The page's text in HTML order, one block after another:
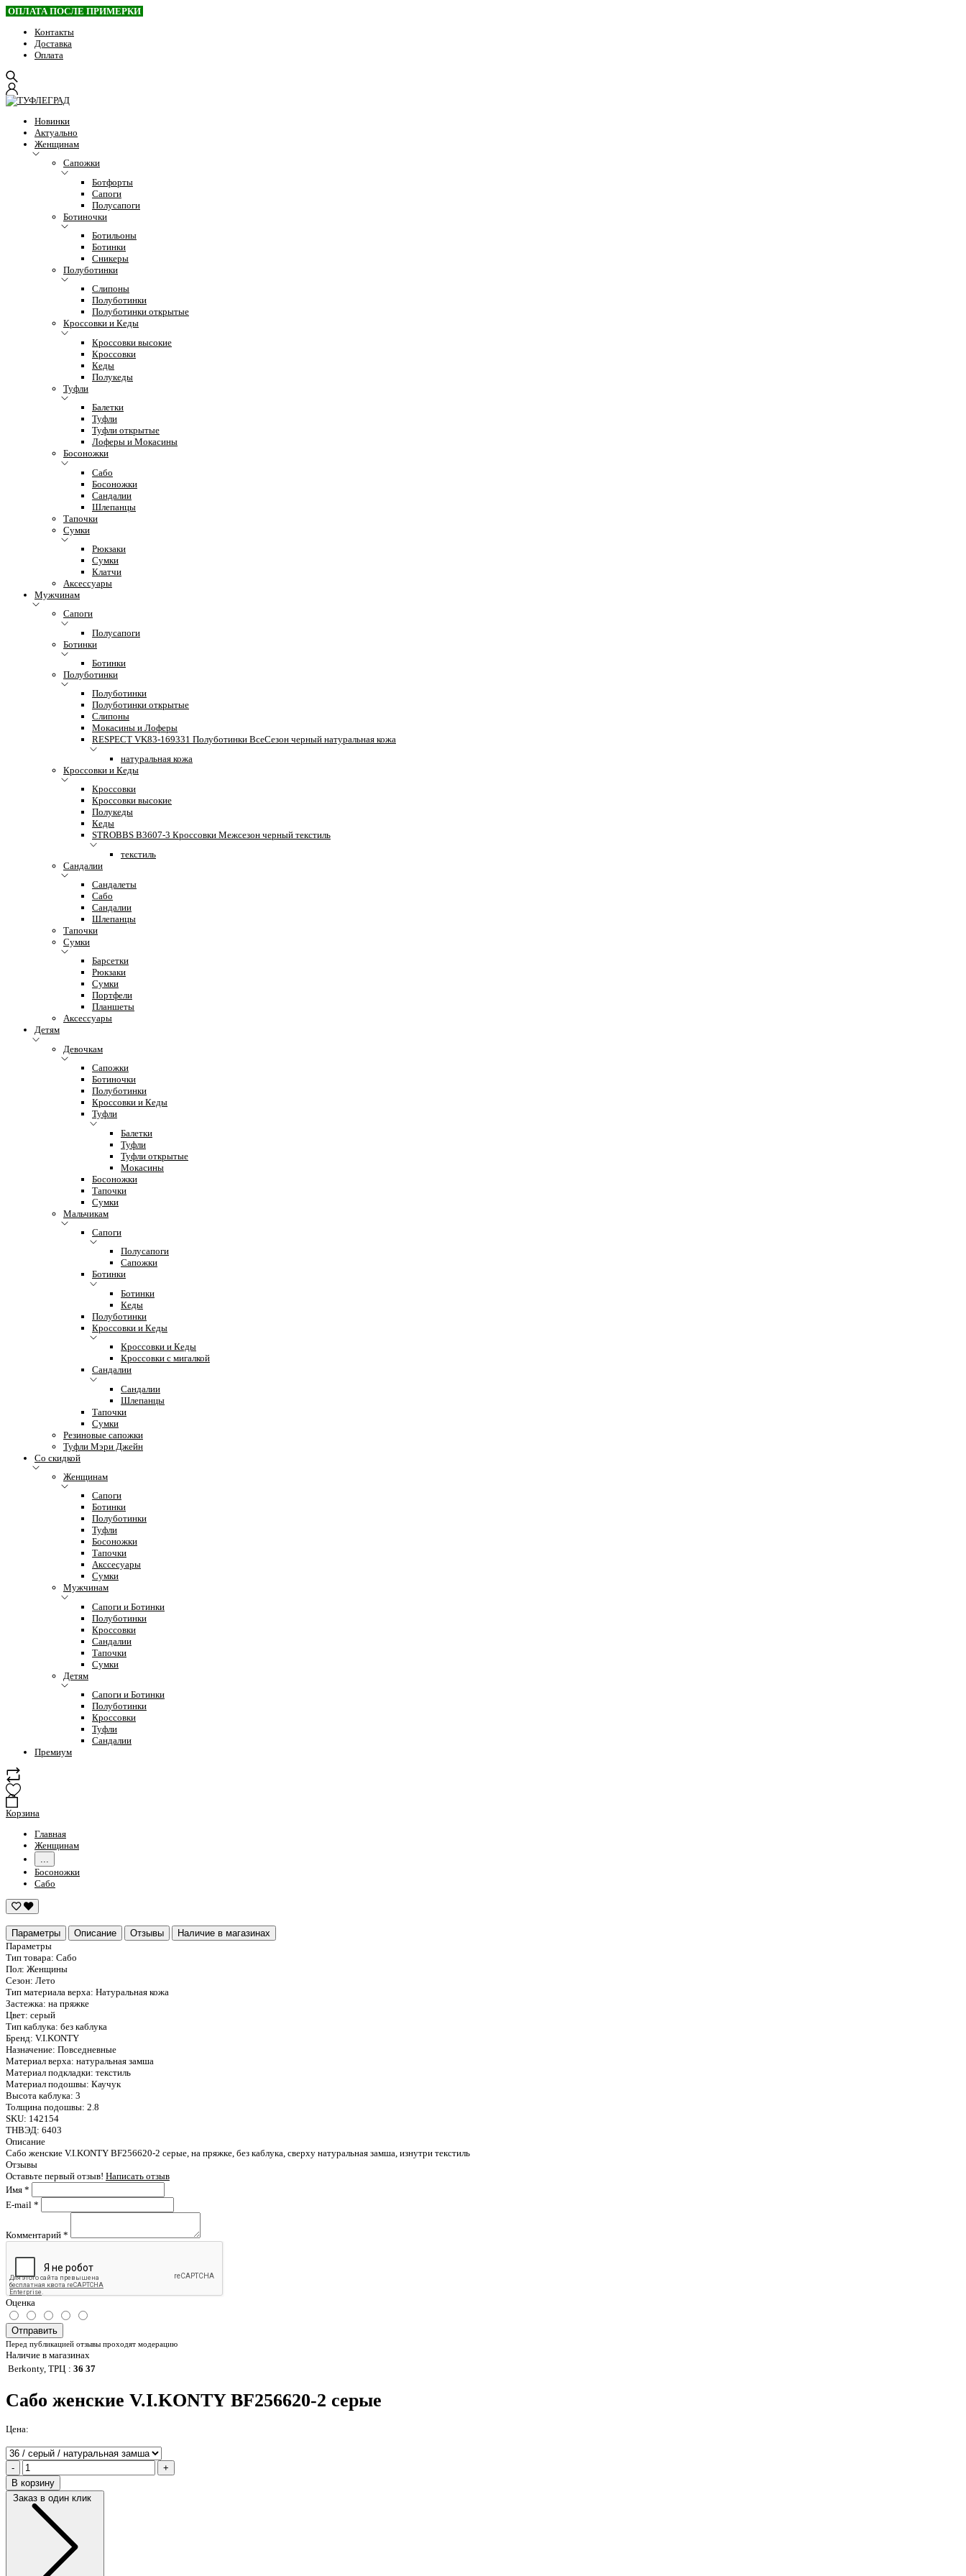
ОПЛАТА ПОСЛЕ ПРИМЕРКИ
Контакты
Доставка
Оплата
Новинки
Актуально
Женщинам
Сапожки
Ботфорты
Сапоги
Полусапоги
Ботиночки
Ботильоны
Ботинки
Сникеры
Полуботинки
Слипоны
Полуботинки
Полуботинки открытые
Кроссовки и Кеды
Кроссовки высокие
Кроссовки
Кеды
Полукеды
Туфли
Балетки
Туфли
Туфли открытые
Лоферы и Мокасины
Босоножки
Сабо
Босоножки
Сандалии
Шлепанцы
Тапочки
Сумки
Рюкзаки
Сумки
Клатчи
Аксессуары
Мужчинам
Сапоги
Полусапоги
Ботинки
Ботинки
Полуботинки
Полуботинки
Полуботинки открытые
Слипоны
Мокасины и Лоферы
RESPECT VK83-169331 Полуботинки ВсеСезон черный натуральная кожа
натуральная кожа
Кроссовки и Кеды
Кроссовки
Кроссовки высокие
Полукеды
Кеды
STROBBS B3607-3 Кроссовки Межсезон черный текстиль
текстиль
Сандалии
Сандалеты
Сабо
Сандалии
Шлепанцы
Тапочки
Сумки
Барсетки
Рюкзаки
Сумки
Портфели
Планшеты
Аксессуары
Детям
Девочкам
Сапожки
Ботиночки
Полуботинки
Кроссовки и Кеды
Туфли
Балетки
Туфли
Туфли открытые
Мокасины
Босоножки
Тапочки
Сумки
Мальчикам
Сапоги
Полусапоги
Сапожки
Ботинки
Ботинки
Кеды
Полуботинки
Кроссовки и Кеды
Кроссовки и Кеды
Кроссовки с мигалкой
Сандалии
Сандалии
Шлепанцы
Тапочки
Сумки
Резиновые сапожки
Туфли Мэри Джейн
Со скидкой
Женщинам
Сапоги
Ботинки
Полуботинки
Туфли
Босоножки
Тапочки
Акссесуары
Сумки
Мужчинам
Сапоги и Ботинки
Полуботинки
Кроссовки
Сандалии
Тапочки
Сумки
Детям
Сапоги и Ботинки
Полуботинки
Кроссовки
Туфли
Сандалии
Премиум
Корзина
Главная
Женщинам
...
Босоножки
Сабо
Параметры Описание Отзывы
Наличие в магазинах
Параметры
Тип товара: Сабо
Пол: Женщины
Сезон: Лето
Тип материала верха: Натуральная кожа
Застежка: на пряжке
Цвет: серый
Тип каблука: без каблука
Бренд: V.I.KONTY
Назначение: Повседневные
Материал верха: натуральная замша
Материал подкладки: текстиль
Материал подошвы: Каучук
Высота каблука: 3
Толщина подошвы: 2.8
SKU: 142154
ТНВЭД: 6403
Описание
Сабо женские V.I.KONTY BF256620-2 серые, на пряжке, без каблука, сверху натуральная замша, изнутри текстиль
Отзывы
Оставьте первый отзыв! Написать отзыв
Имя *
E-mail *
Комментарий *
Оценка
Отправить
Перед публикацией отзывы проходят модерацию
Наличие в магазинах
Berkonty, ТРЦ : 36 37
Сабо женские V.I.KONTY BF256620-2 серые
Цена:
-
+
В корзину
Заказ в один клик